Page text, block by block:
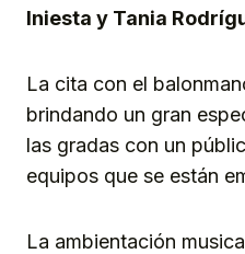
Iniesta y Tania
La cita con el
brindando un gran
las gradas con un
equipos que se están
La ambientación